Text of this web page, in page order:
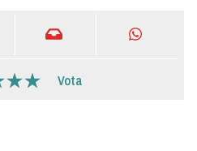
Vota